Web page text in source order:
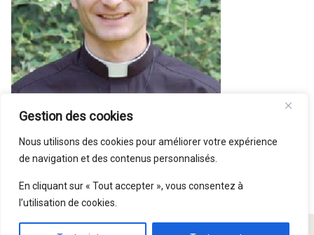
Gestion des cookies
Nous utilisons des cookies pour améliorer votre expérience
de navigation et des contenus personnalisés.
En cliquant sur « Tout accepter », vous consentez à
l’utilisation de cookies.